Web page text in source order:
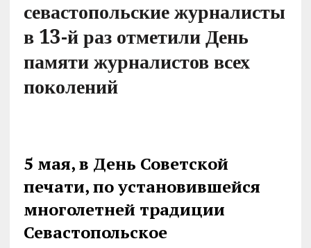
севастопольские журналисты
в 13-й раз отметили День
памяти журналистов всех
поколений
5 мая, в День Советской
печати, по установившейся
многолетней традиции
Севастопольское